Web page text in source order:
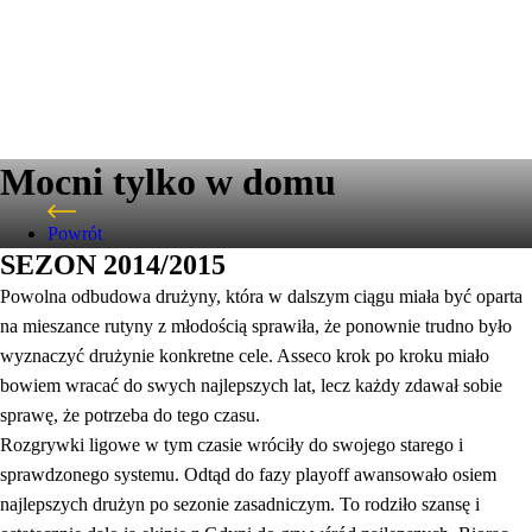
Mocni tylko w domu
Powrót
SEZON 2014/2015
Powolna odbudowa drużyny, która w dalszym ciągu miała być oparta
na mieszance rutyny z młodością sprawiła, że ponownie trudno było
wyznaczyć drużynie konkretne cele. Asseco krok po kroku miało
bowiem wracać do swych najlepszych lat, lecz każdy zdawał sobie
sprawę, że potrzeba do tego czasu.
Rozgrywki ligowe w tym czasie wróciły do swojego starego i
sprawdzonego systemu. Odtąd do fazy playoff awansowało osiem
najlepszych drużyn po sezonie zasadniczym. To rodziło szansę i